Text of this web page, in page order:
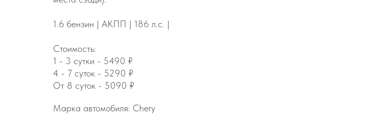
1.6 бензин | АКПП | 186 л.с. |
Стоимость:
1 - 3 сутки - 5490 ₽
4 - 7 суток - 5290 ₽
От 8 суток - 5090 ₽
Марка автомобиля: Chery